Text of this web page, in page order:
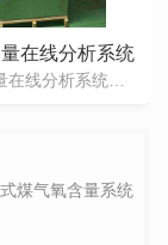
在线分析系统
煤气氧含量系统